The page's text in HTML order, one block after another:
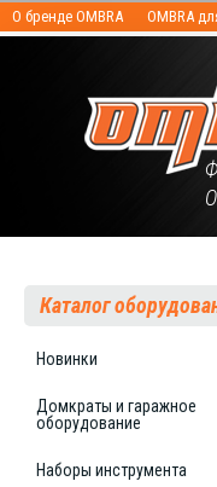
О бренде OMBRA OMBRA
Каталог
Новинки
Домкраты и гаражное
оборудование
Наборы инструмента